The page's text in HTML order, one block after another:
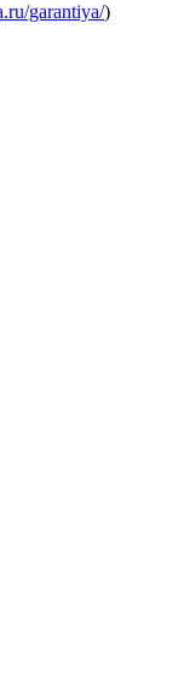
garantiya/)